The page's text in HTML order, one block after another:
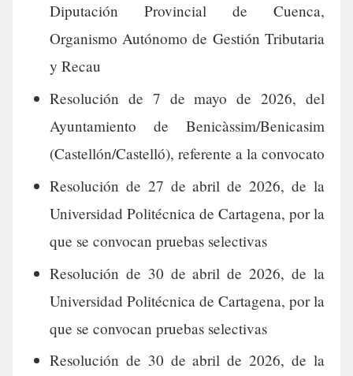
Diputación Provincial de Cuenca,
Organismo Autónomo de Gestión Tributaria
y Recau
Resolución de 7 de mayo de 2026, del
Ayuntamiento de Benicàssim/Benicasim
(Castellón/Castelló), referente a la convocato
Resolución de 27 de abril de 2026, de la
Universidad Politécnica de Cartagena, por la
que se convocan pruebas selectivas
Resolución de 30 de abril de 2026, de la
Universidad Politécnica de Cartagena, por la
que se convocan pruebas selectivas
Resolución de 30 de abril de 2026, de la